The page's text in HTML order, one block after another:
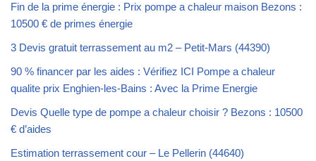
Fin de la prime énergie : Prix pompe a chaleur maison Bezons :
10500 € de primes énergie
3 Devis gratuit terrassement au m2 – Petit-Mars (44390)
90 % financer par les aides : Vérifiez ICI Pompe a chaleur
qualite prix Enghien-les-Bains : Avec la Prime Energie
Devis Quelle type de pompe a chaleur choisir ? Bezons : 10500
€ d’aides
Estimation terrassement cour – Le Pellerin (44640)